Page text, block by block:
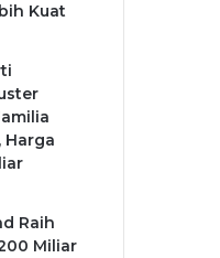
Kuat
Harga
Raih
Miliar